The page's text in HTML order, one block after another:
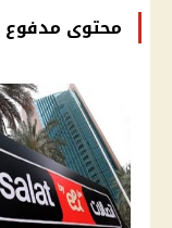
محتوى مدفوع